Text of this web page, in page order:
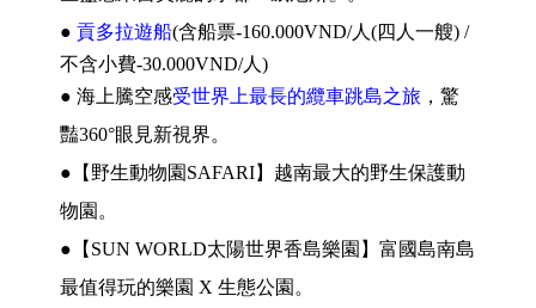
● 貢多拉遊船(含船票-160.000VND/人(四人一艘) /
不含小費-30.000VND/人)
● 海上騰空感受世界上最長的纜車跳島之旅 ，驚
豔360°眼見新視界。
● 【野生動物園SAFARI】越南最大的野生保護動
物園 。
● 【SUN WORLD太陽世界香島樂園】富國島南島
最值得玩的樂園 X 生態公園 。